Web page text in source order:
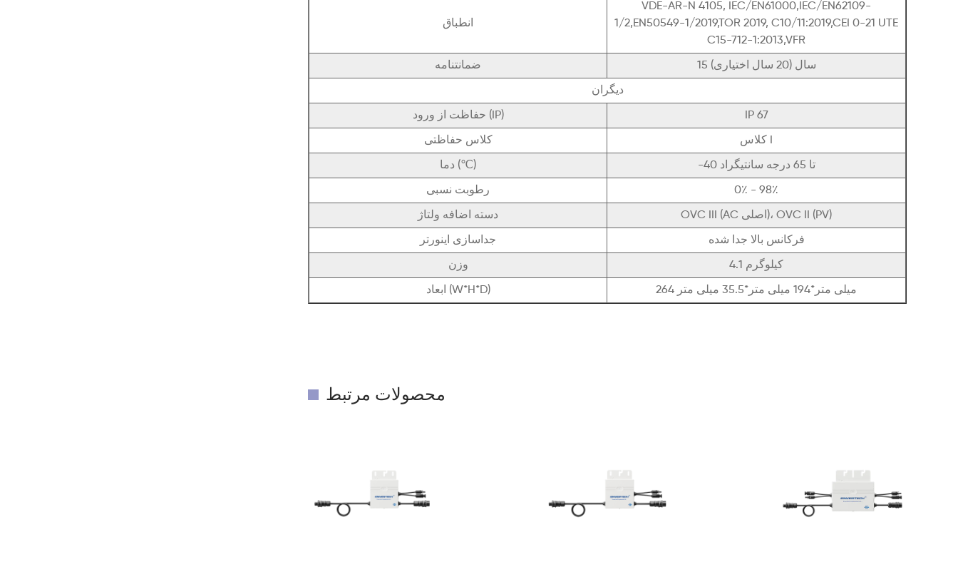
انطباق
VDE-AR-N 4105, IEC/EN61000,IEC/EN62109-
1/2,EN50549-1/2019,TOR 2019, C10/11:2019,CEI 0-21 UTE
C15-712-1:2013,VFR
ضمانتنامه 15 سال (20 سال اختیاری)
دیگران
حفاظت از ورود (IP) IP 67
کلاس حفاظتی کلاس I
دما (℃) -40 تا 65 درجه سانتیگراد
رطوبت نسبی 0٪ - 98٪
دسته اضافه ولتاژ OVC III (AC اصلی)، OVC II (PV)
جداسازی اینورتر فرکانس بالا جدا شده
وزن 4.1 کیلوگرم
ابعاد (W*H*D) 264 میلی متر*194 میلی متر*35.5 میلی متر
محصولات مرتبط